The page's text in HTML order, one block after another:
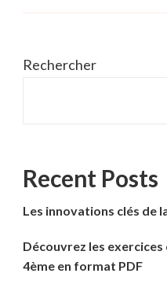
Rechercher
Recent Posts
Les innovations clés de
Découvrez les
4ème en format PDF